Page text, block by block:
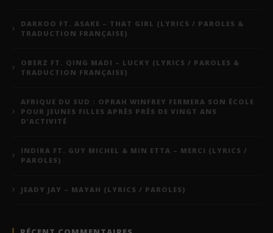
DARKOO FT. ASAKE – THAT GIRL (LYRICS / PAROLES &
TRADUCTION FRANÇAISE)
OBERZ FT. QING MADI – LUCKY (LYRICS / PAROLES &
TRADUCTION FRANÇAISE)
AFRIQUE DU SUD : OPRAH WINFREY FERMERA SON ÉCOLE
POUR JEUNES FILLES APRÈS PRÈS DE VINGT ANS
D’ACTIVITÉ
INDIRA FT. GUY MICHEL & MIN ETTA – MERCI (LYRICS /
PAROLES)
JEADY JAY – MAYAH (LYRICS / PAROLES)